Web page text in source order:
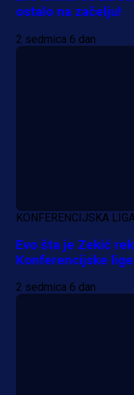
Da li je
ostalo na začelju!
2 sedmica 6 dan
KONFERENCIJSKA
Evo šta je Zekić
Konferencijske
2 sedmica 6 dan